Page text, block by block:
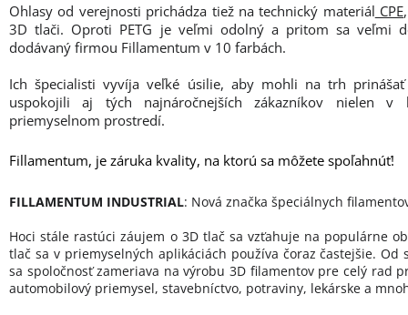
Ohlasy od verejnosti prichádza tiež na technický materiál CPE
3D tlači. Oproti PETG je veľmi odolný a pritom sa veľmi
dodávaný firmou Fillamentum v 10 farbách.
Ich špecialisti vyvíja veľké úsilie, aby mohli na trh
uspokojili aj tých najnáročnejších zákazníkov nielen
priemyselnom prostredí.
Fillamentum, je záruka kvality, na ktorú sa môžete spoľahnúť!
FILLAMENTUM INDUSTRIAL: Nová značka špeciálnych
Hoci stále rastúci záujem o 3D tlač sa vzťahuje na populárne
tlač sa v priemyselných aplikáciách používa čoraz častejšie. Od
sa spoločnosť zameriava na výrobu 3D filamentov pre celý rad
automobilový priemysel, stavebníctvo, potraviny, lekárske a